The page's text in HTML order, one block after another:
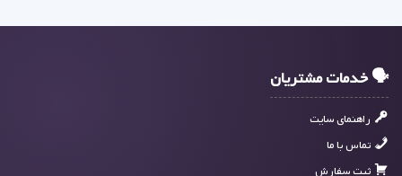
🗣 خدمات مشتریان
راهنمای سایت
تماس با ما
ثبت سفارش